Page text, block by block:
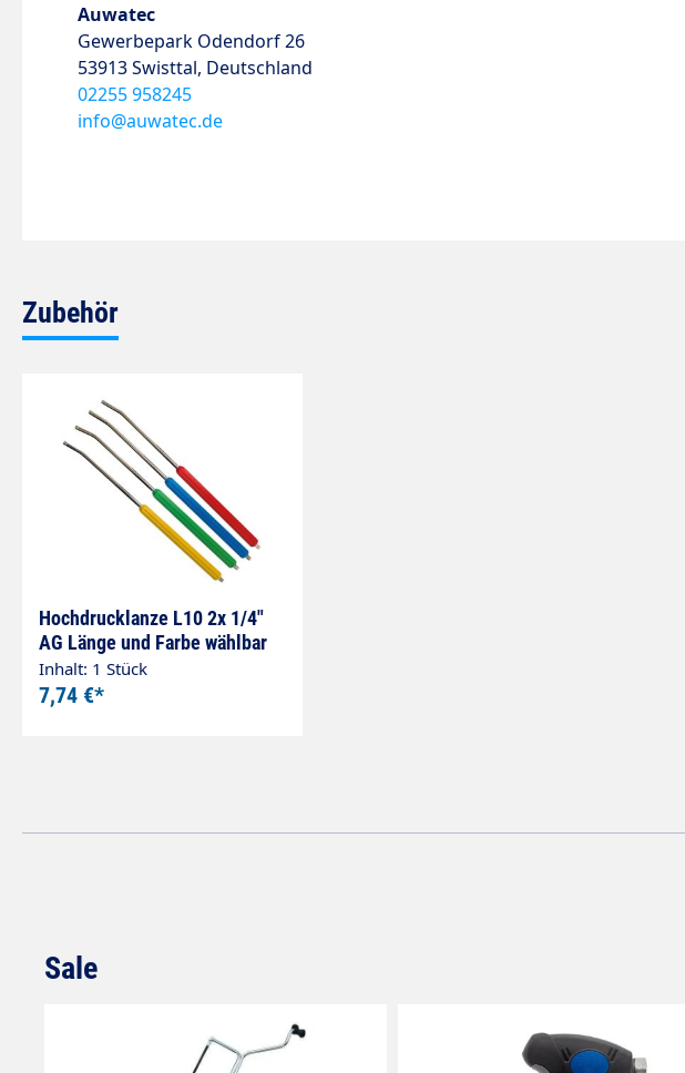
Auwatec
Gewerbepark Odendorf 26
53913 Swisttal, Deutschland
02255 958245
info@auwatec.de
Zubehör
Hochdrucklanze L10 2x 1/4"
AG Länge und Farbe wählbar
Inhalt: 1 Stück
7,74 €*
Produktgalerie überspringen
Sale